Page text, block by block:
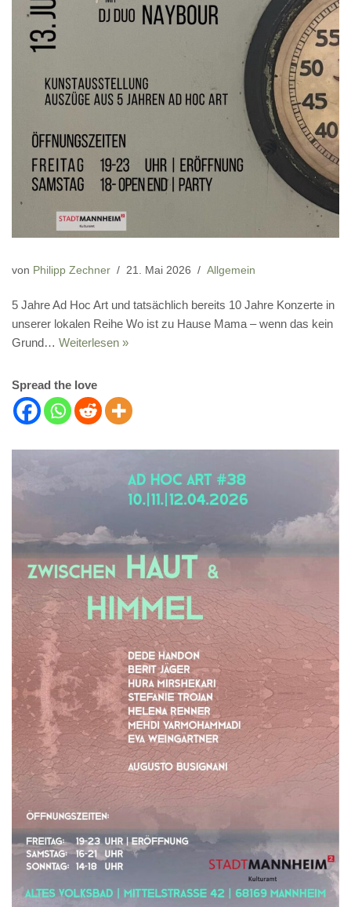
von Philipp Zechner 21. Mai 2026 Allgemein
5 Jahre Ad Hoc Art und tatsächlich bereits 10 Jahre Konzerte in
unserer lokalen Reihe Wo ist zu Hause Mama – wenn das kein
Grund… Weiterlesen »
Spread the love